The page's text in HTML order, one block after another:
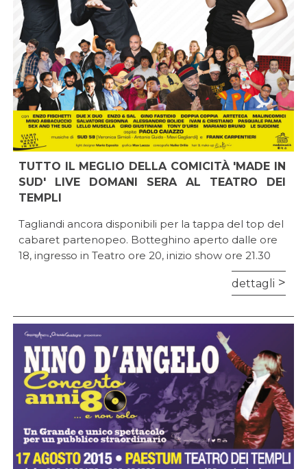
TUTTO IL MEGLIO DELLA COMICITÀ 'MADE IN
SUD' LIVE DOMANI SERA AL TEATRO DEI
TEMPLI
Tagliandi ancora disponibili per la tappa del top del
cabaret partenopeo. Botteghino aperto dalle ore
18, ingresso in Teatro ore 20, inizio show ore 21.30
dettagli